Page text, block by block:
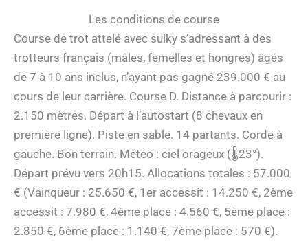
Les conditions de course
Course de trot attelé avec sulky s’adressant à des
trotteurs français (mâles, femelles et hongres) âgés
de 7 à 10 ans inclus, n’ayant pas gagné 239.000 € au
cours de leur carrière. Course D. Distance à parcourir :
2.150 mètres. Départ à l’autostart (8 chevaux en
première ligne). Piste en sable. 14 partants. Corde à
gauche. Bon terrain. Météo : ciel orageux (🌡23°).
Départ prévu vers 20h15. Allocations totales : 57.000
€ (Vainqueur : 25.650 €, 1er accessit : 14.250 €, 2ème
accessit : 7.980 €, 4ème place : 4.560 €, 5ème place :
2.850 €, 6ème place : 1.140 €, 7ème place : 570 €).